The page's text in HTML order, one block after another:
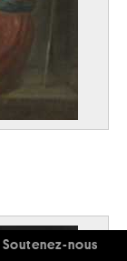
Soutenez-nous